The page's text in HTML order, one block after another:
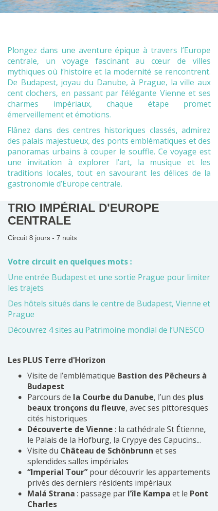
Plongez dans une aventure épique à travers l’Europe
centrale, un voyage fascinant au cœur de villes
mythiques où l’histoire et la modernité se rencontrent.
De Budapest, joyau du Danube, à Prague, la ville aux
cent clochers, en passant par l’élégante Vienne et ses
charmes impériaux, chaque étape promet
émerveillement et émotions.
Flânez dans des centres historiques classés, admirez
des palais majestueux, des ponts emblématiques et des
panoramas urbains à couper le souffle. Ce voyage est
une invitation à explorer l’art, la musique et les
traditions locales, tout en savourant les délices de la
gastronomie d’Europe centrale.
TRIO IMPÉRIAL D'EUROPE
CENTRALE
Circuit 8 jours - 7 nuits
Votre circuit en quelques mots :
Une entrée Budapest et une sortie Prague pour limiter
les trajets
Des hôtels situés dans le centre de Budapest, Vienne et
Prague
Découvrez 4 sites au Patrimoine mondial de l’UNESCO
Les PLUS Terre d'Horizon
Visite de l’emblématique Bastion des Pêcheurs à
Budapest
Parcours de la Courbe du Danube, l’un des plus
beaux tronçons du fleuve, avec ses pittoresques
cités historiques
Découverte de Vienne : la cathédrale St Étienne,
le Palais de la Hofburg, la Crypye des Capucins...
Visite du Château de Schönbrunn et ses
splendides salles impériales
“Imperial Tour” pour découvrir les appartements
privés des derniers résidents impériaux
Malá Strana : passage par l’île Kampa et le Pont
Charles